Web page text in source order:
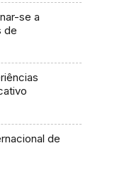
se a
de
de